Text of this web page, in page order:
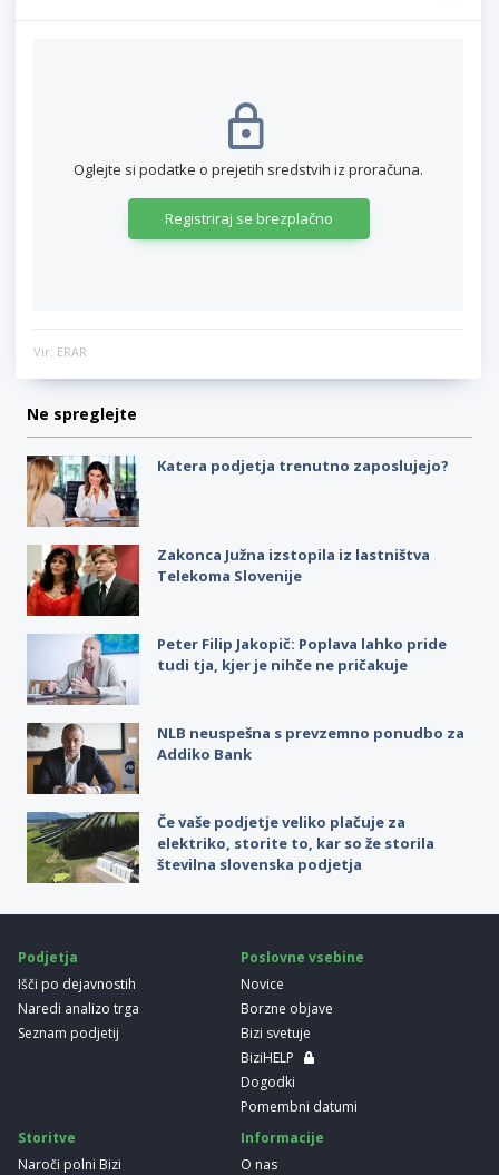
Oglejte si podatke o prejetih sredstvih iz proračuna.
Registriraj se brezplačno
Vir: ERAR
Ne spreglejte
Katera podjetja trenutno zaposlujejo?
Zakonca Južna izstopila iz lastništva
Telekoma Slovenije
Peter Filip Jakopič: Poplava lahko pride
tudi tja, kjer je nihče ne pričakuje
NLB neuspešna s prevzemno ponudbo za
Addiko Bank
Če vaše podjetje veliko plačuje za
elektriko, storite to, kar so že storila
številna slovenska podjetja
Podjetja
Išči po dejavnostih
Naredi analizo trga
Seznam podjetij
Poslovne vsebine
Novice
Borzne objave
Bizi svetuje
BiziHELP
Dogodki
Pomembni datumi
Storitve
Naroči polni Bizi
Informacije
O nas